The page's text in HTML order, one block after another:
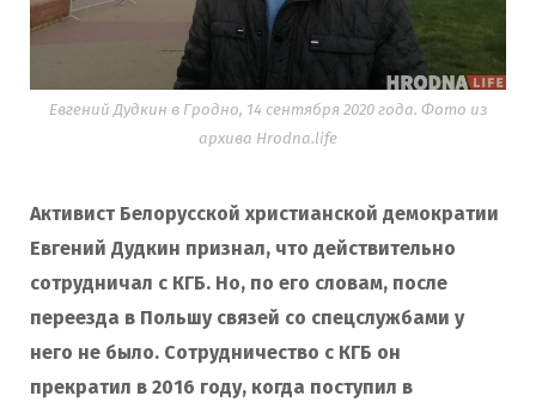
Евгений Дудкин в Гродно, 14 сентября 2020 года. Фото из
архива Hrodna.life
Активист Белорусской христианской демократии
Евгений Дудкин признал, что действительно
сотрудничал с КГБ. Но, по его словам, после
переезда в Польшу связей со спецслужбами у
него не было. Сотрудничество с КГБ он
прекратил в 2016 году, когда поступил в